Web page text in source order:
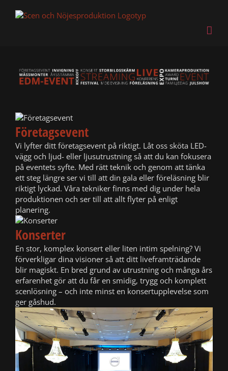
Företagsevent
Vi lyfter ditt företagsevent på riktigt. Låt oss sköta LED-
vägg och ljud- eller ljusutrustning så att du kan fokusera
på eventets syfte. Med rätt teknik och genom att tänka
ett steg längre ser vi till att din gala eller föreläsning blir
riktigt lyckad. Våra tekniker finns med dig under hela
produktionen och ser till att allt flyter på enligt
planering.
Konserter
En stor, komplex konsert eller liten intim spelning? Vi
förverkligar dina visioner så att ditt liveframträdande
blir magiskt. En bred grund av utrustning och många års
erfarenhet gör att du får en smidig, trygg och komplett
scenlösning – och inte minst en konsertupplevelse som
ger gåshud.